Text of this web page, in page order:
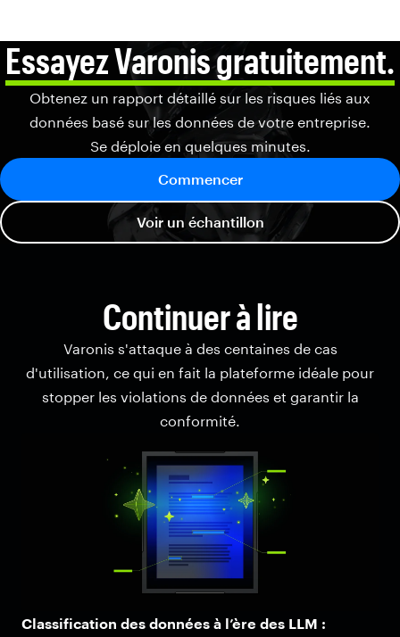
Essayez Varonis gratuitement.
Obtenez un rapport détaillé sur les risques liés aux
données basé sur les données de votre entreprise.
Se déploie en quelques minutes.
Commencer
Voir un échantillon
Continuer à lire
Varonis s'attaque à des centaines de cas
d'utilisation, ce qui en fait la plateforme idéale pour
stopper les violations de données et garantir la
conformité.
Classification des données à l’ère des LLM :